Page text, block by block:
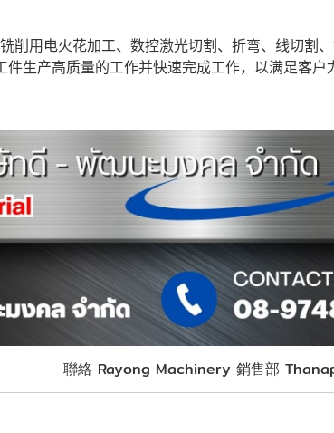
削用电火花加工、数控激光切割、折弯、线切割
生产高质量的工作并快速完成工作，以满足客
聯絡 Rayong Machinery 銷售部